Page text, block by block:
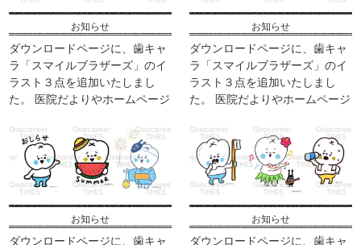
お知らせ
ダウンロードページに、歯キャ
ラ「スマイルブラザーズ」のイ
ラスト３点を追加いたしまし
た。 医院だよりやホームページ
ァイルでの配布となります。画
像はPNG形式となります。 ※素
材として使用す […]
お知らせ
ダウンロードページに、歯キャ
ラ「スマイルブラザーズ」のイ
ラスト３点を追加いたしまし
た。 医院だよりやホームページ
ァイルでの配布となります。画
像はPNG形式となります。 ※素
材として使用す […]
お知らせ
ダウンロードページに、歯キャ
お知らせ
ダウンロードページに、歯キャ